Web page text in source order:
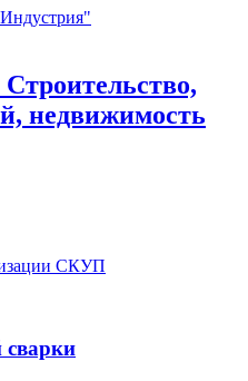
недвижимость
СКУП
сварки